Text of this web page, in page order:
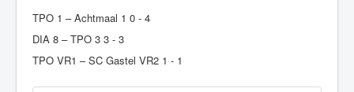
TPO 1 – Achtmaal 1 0 - 4
DIA 8 – TPO 3 3 - 3
TPO VR1 – SC Gastel VR2 1 - 1